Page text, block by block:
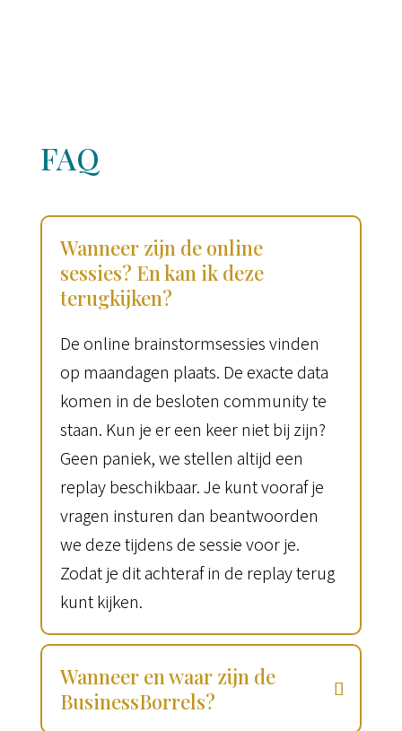
FAQ
Wanneer zijn de online
sessies? En kan ik deze
terugkijken?
De online brainstormsessies vinden
op maandagen plaats. De exacte data
komen in de besloten community te
staan. Kun je er een keer niet bij zijn?
Geen paniek, we stellen altijd een
replay beschikbaar. Je kunt vooraf je
vragen insturen dan beantwoorden
we deze tijdens de sessie voor je.
Zodat je dit achteraf in de replay terug
kunt kijken.
Wanneer en waar zijn de
BusinessBorrels?